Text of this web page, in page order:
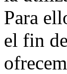
Para
el fin